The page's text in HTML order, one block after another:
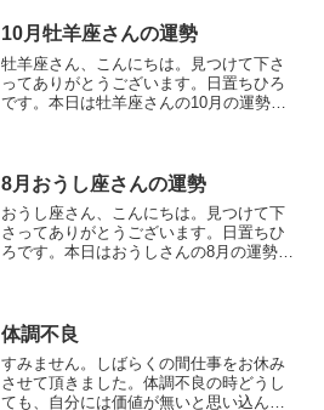
思います。よろしくお願いします。この
ブログは、YouT...
10月牡羊座さんの運勢
牡羊座さん、こんにちは。見つけて下さ
ってありがとうございます。日置ちひろ
です。本日は牡羊座さんの10月の運勢を
を決めつけるものではあ...
8月おうし座さんの運勢
おうし座さん、こんにちは。見つけて下
さってありがとうございます。日置ちひ
ろです。本日はおうしさんの8月の運勢を
が、今月は諸事情によ...
体調不良
すみません。しばらくの間仕事をお休み
させて頂きました。体調不良の時どうし
ても、自分には価値が無いと思い込んで